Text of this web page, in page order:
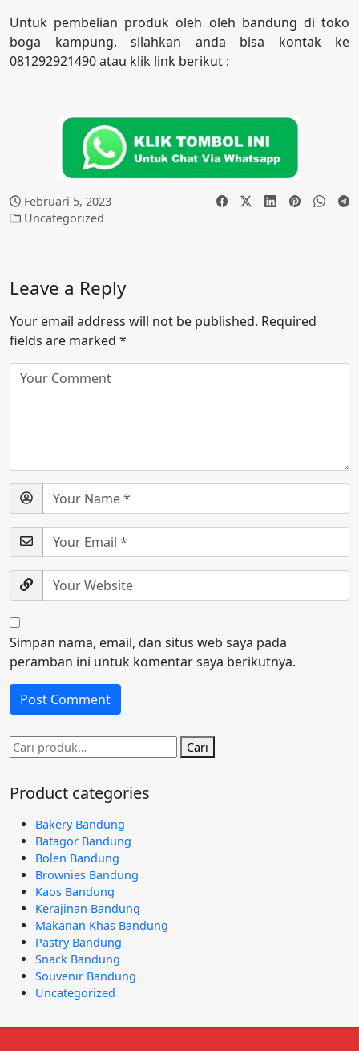
Untuk pembelian produk oleh oleh bandung di toko
boga kampung, silahkan anda bisa kontak ke
081292921490 atau klik link berikut :
Februari 5, 2023
Uncategorized
Leave a Reply
Your email address will not be published. Required
fields are marked *
Simpan nama, email, dan situs web saya pada
peramban ini untuk komentar saya berikutnya.
Pencarian
untuk:
Cari
Product categories
Bakery Bandung
Batagor Bandung
Bolen Bandung
Brownies Bandung
Kaos Bandung
Kerajinan Bandung
Makanan Khas Bandung
Pastry Bandung
Snack Bandung
Souvenir Bandung
Uncategorized